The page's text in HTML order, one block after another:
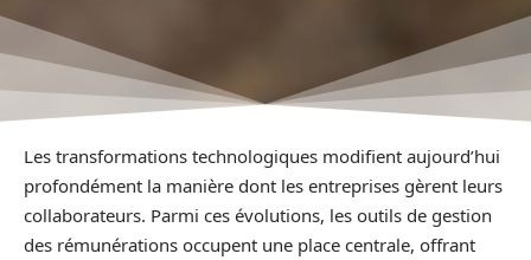
Les transformations technologiques modifient aujourd’hui
profondément la manière dont les entreprises gèrent leurs
collaborateurs. Parmi ces évolutions, les outils de gestion
des rémunérations occupent une place centrale, offrant